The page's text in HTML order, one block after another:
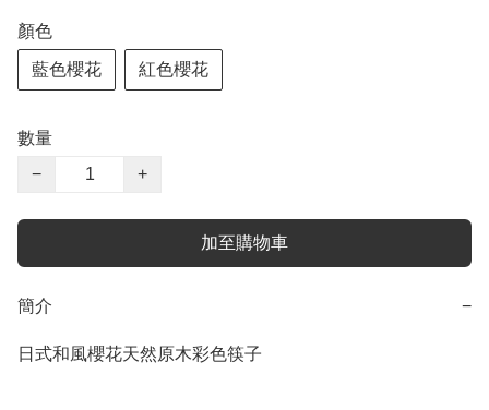
顏色
藍色櫻花 紅色櫻花
數量
−
+
加至購物車
簡介 −
日式和風櫻花天然原木彩色筷子